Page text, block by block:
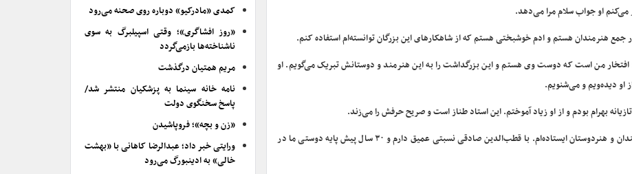
می‌کنم او جواب سلام مرا می‌دهد.
جمع هنرمندان هستم و ادم خوشبختی هستم که از شاهکارهای این بزرگان توانسته‌ام استفاده کنم.
افتخار من است که دوست وی هستم و این بزرگداشت را به این هنرمند و دوستانش تبریک می‌گویم. او
او دیده‌ویم و می‌شنویم.
بهرام بودم و از او زیاد آموختم. این استاد طناز است و صریح حرفش را می‌زند.
محمد جعفر یاحقی نیز اظهار کرد: خوشحالم دوشادوش هنرمندان و هنردوستان ایستاده‌ام. با قطب‌الدین صادقی نسبتی عمیق دارم و ۳۰ سال پیش پایه دوستی ما در
کمدی «مادرکیو» دوباره روی صحنه می‌رود
«روز افشاگری»؛ وقتی اسپیلبرگ به سوی
ناشناخته‌ها بازمی‌گردد
مریم همتیان درگذشت
نامه خانه سینما به پزشکیان منتشر شد/
پاسخ سخنگوی دولت
«زن و بچه»؛ فروپاشیدن
ورایتی خبر داد؛ عبدالرضا کاهانی با «بهشت
خالی» به ادینبورگ می‌رود